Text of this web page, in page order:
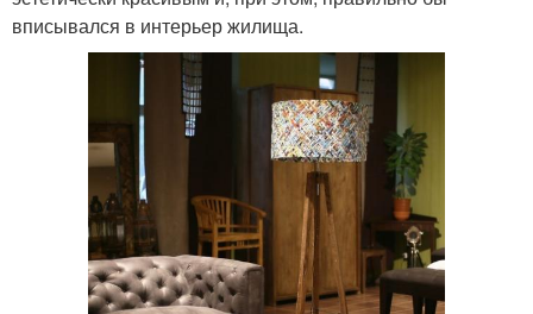
вписывался в интерьер жилища.